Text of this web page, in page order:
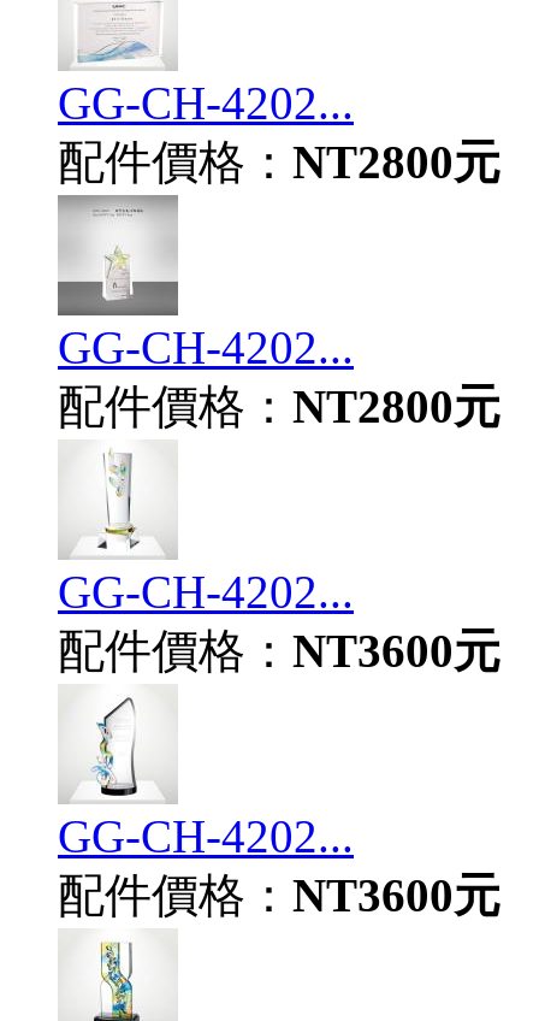
GG-CH-4202...
配件價格： NT2800元
GG-CH-4202...
配件價格： NT2800元
GG-CH-4202...
配件價格： NT3600元
GG-CH-4202...
配件價格： NT3600元